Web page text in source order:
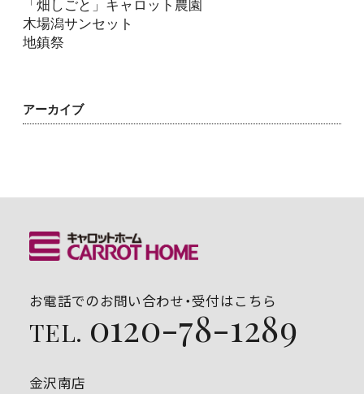
「畑しごと」キャロット農園
木場潟サンセット
地鎮祭
アーカイブ
お電話でのお問い合わせ・受付はこちら
TEL. 0120-78-1289
金沢南店